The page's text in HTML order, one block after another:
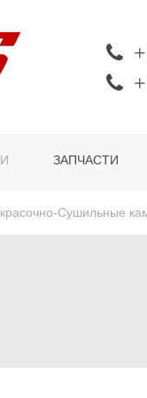
ЗАПЧАСТИ
Сушильные